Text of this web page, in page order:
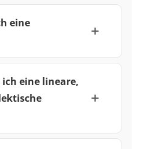
eine
eine lineare,